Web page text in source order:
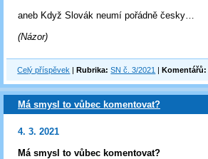
aneb Když Slovák neumí pořádně česky…
(Názor)
Celý příspěvek |Rubrika: SN č. 3/2021 |Komentářů:
Má smysl to vůbec komentovat?
4. 3. 2021
Má smysl to vůbec komentovat?